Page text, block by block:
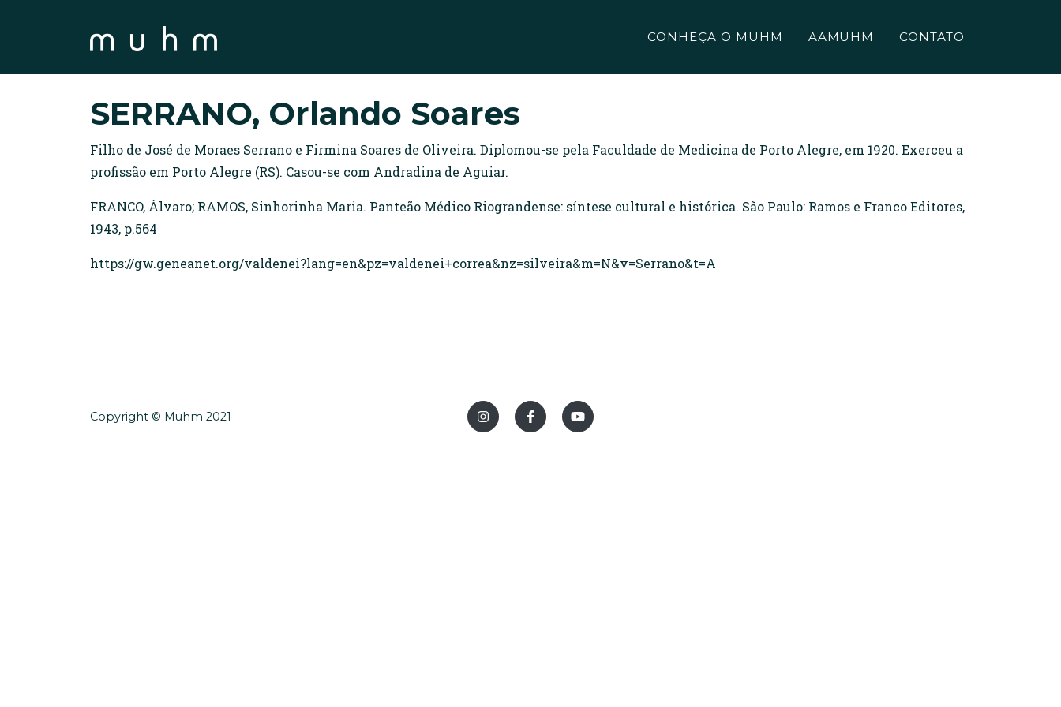
CONHEÇA O MUHM AAMUHM CONTATO
SERRANO, Orlando Soares
Filho de José de Moraes Serrano e Firmina Soares de Oliveira. Diplomou-se pela Faculdade de Medicina de Porto Alegre, em 1920. Exerceu a
profissão em Porto Alegre (RS). Casou-se com Andradina de Aguiar.
FRANCO, Álvaro; RAMOS, Sinhorinha Maria. Panteão Médico Riograndense: síntese cultural e histórica. São Paulo: Ramos e Franco Editores,
1943, p.564
https://gw.geneanet.org/valdenei?lang=en&pz=valdenei+correa&nz=silveira&m=N&v=Serrano&t=A
Copyright © Muhm 2021